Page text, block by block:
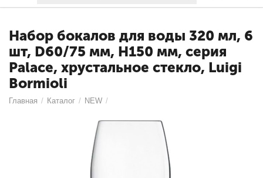
Набор бокалов для воды 320 мл, 6
шт, D60/75 мм, H150 мм, серия
Palace, хрустальное стекло, Luigi
Bormioli
Главная / Каталог / NEW /